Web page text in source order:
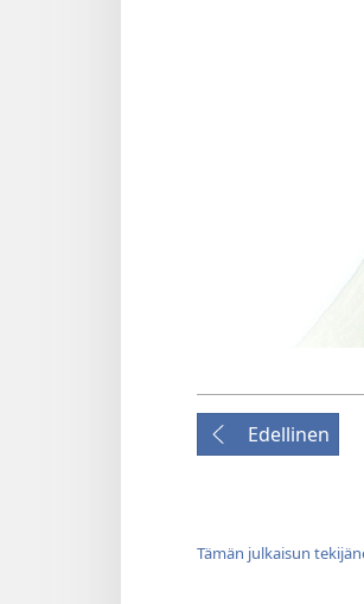
Edellinen
Tämän julkaisun